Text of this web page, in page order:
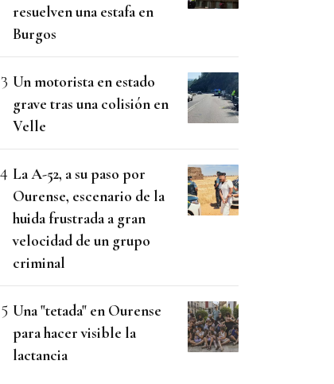
resuelven una estafa en
Burgos
Un motorista en estado
grave tras una colisión en
Velle
La A-52, a su paso por
Ourense, escenario de la
huida frustrada a gran
velocidad de un grupo
criminal
Una "tetada" en Ourense
para hacer visible la
lactancia